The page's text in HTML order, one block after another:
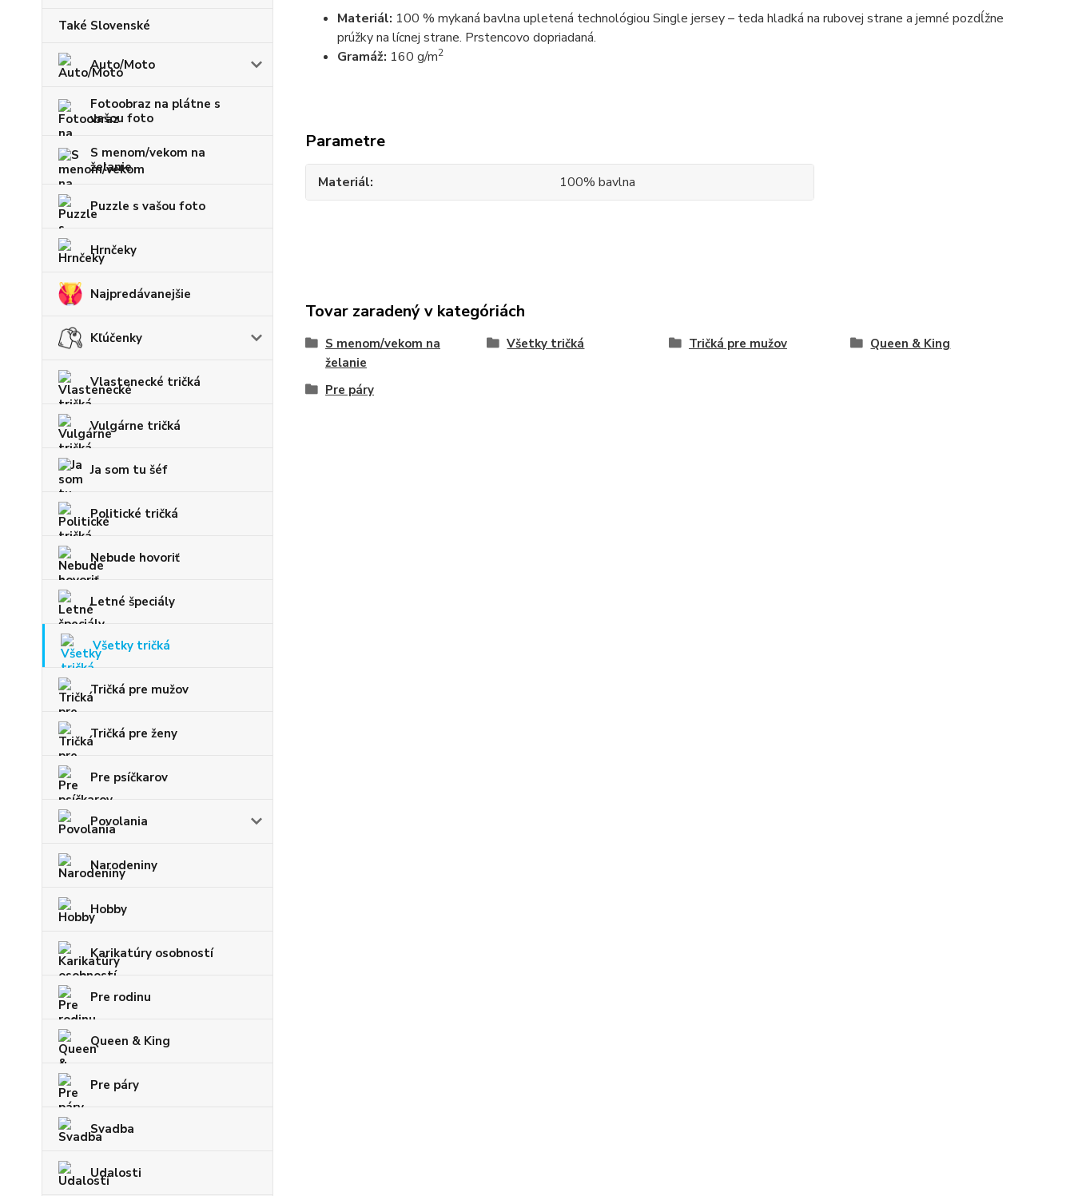
Také Slovenské
Auto/Moto
Fotoobraz na plátne s
vašou foto
S menom/vekom na
želanie
Puzzle s vašou foto
Hrnčeky
Najpredávanejšie
Kľúčenky
Vlastenecké tričká
Vulgárne tričká
Ja som tu šéf
Politické tričká
Nebude hovoriť
Letné špeciály
Všetky tričká
Tričká pre mužov
Tričká pre ženy
Pre psíčkarov
Povolania
Narodeniny
Hobby
Karikatúry osobností
Pre rodinu
Queen & King
Pre páry
Svadba
Udalosti
Materiál: 100 % mykaná bavlna upletená technológiou Single jersey – teda hladká na rubovej strane a jemné pozdĺžne
prúžky na lícnej strane. Prstencovo dopriadaná.
Gramáž: 160 g/m2
Parametre
Materiál 100% bavlna
Tovar zaradený v kategóriách
S menom/vekom na
želanie
Všetky tričká Tričká pre mužov Queen & King
Pre páry